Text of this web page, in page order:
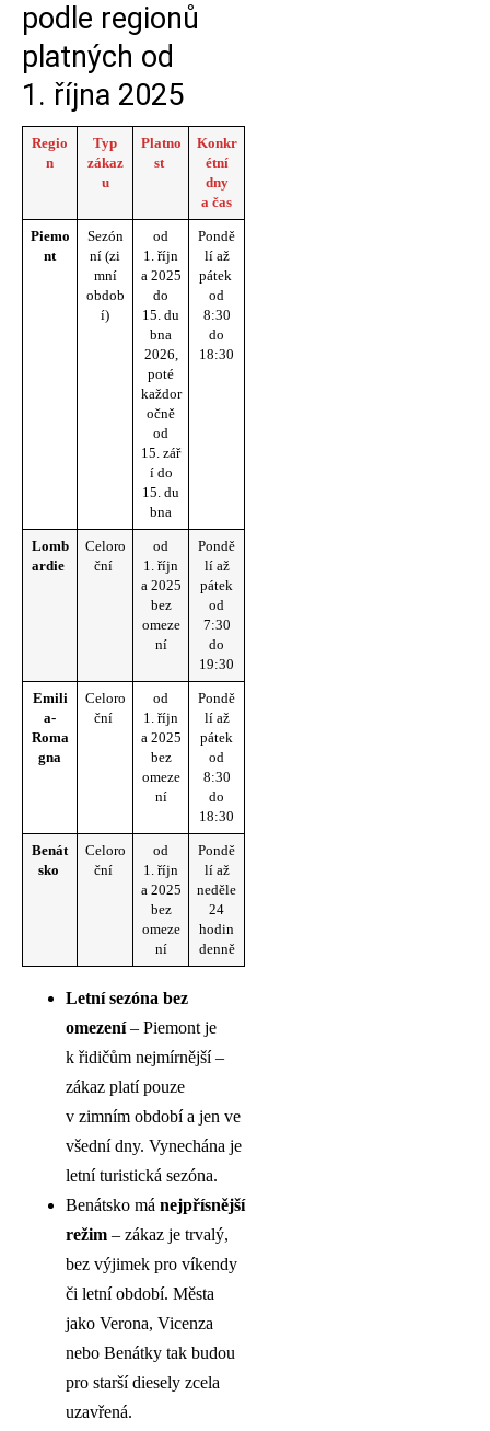
podle regionů
platných od
1. října 2025
Regio
n
Typ
zákaz
u
Platno
st
Konkr
étní
dny
a čas
Piemo
nt
Sezón
ní (zi
mní
obdob
í)
od
1. říjn
a 2025
do
15. du
bna
2026,
poté
každor
očně
od
15. zář
í do
15. du
bna
Pondě
lí až
pátek
od
8:30
do
18:30
Lomb
ardie
Celoro
ční
od
1. říjn
a 2025
bez
omeze
ní
Pondě
lí až
pátek
od
7:30
do
19:30
Emili
a-
Roma
gna
Celoro
ční
od
1. říjn
a 2025
bez
omeze
ní
Pondě
lí až
pátek
od
8:30
do
18:30
Benát
sko
Celoro
ční
od
1. říjn
a 2025
bez
omeze
ní
Pondě
lí až
neděle
24
hodin
denně
Letní sezóna bez
omezení– Piemont je
k řidičům nejmírnější –
zákaz platí pouze
v zimním období a jen ve
všední dny. Vynechána je
letní turistická sezóna.
Benátsko má nejpřísnější
režim – zákaz je trvalý,
bez výjimek pro víkendy
či letní období. Města
jako Verona, Vicenza
nebo Benátky tak budou
pro starší diesely zcela
uzavřená.